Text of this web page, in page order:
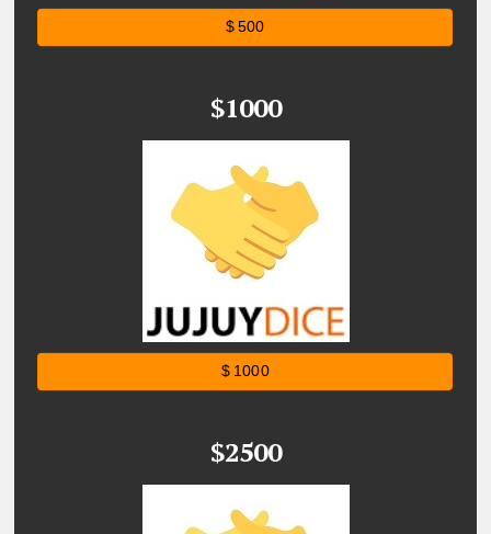
$ 500
$1000
$ 1000
$2500